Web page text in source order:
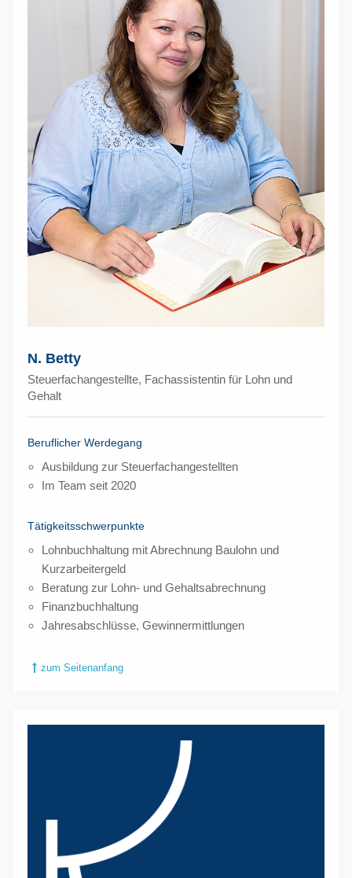
N. Betty
Steuerfachangestellte, Fachassistentin für Lohn und
Gehalt
Beruflicher Werdegang
Ausbildung zur Steuerfachangestellten
Im Team seit 2020
Tätigkeitsschwerpunkte
Lohnbuchhaltung mit Abrechnung Baulohn und
Kurzarbeitergeld
Beratung zur Lohn- und Gehaltsabrechnung
Finanzbuchhaltung
Jahresabschlüsse, Gewinnermittlungen
zum Seitenanfang